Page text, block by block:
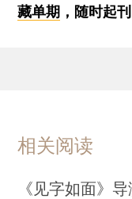
藏单期 ，随时起
相关阅读
《见字如面》